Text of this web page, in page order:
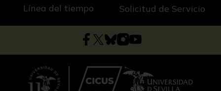
Línea del tiempo Solicitud de Servicio